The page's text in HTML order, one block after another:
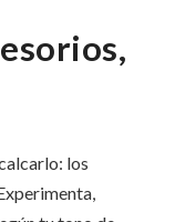
los